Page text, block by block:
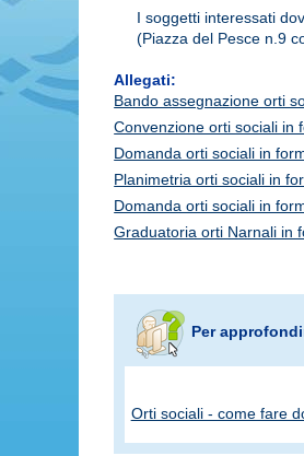
I soggetti interessati
(Piazza del Pesce n.9
Allegati:
Bando assegnazione orti
Convenzione orti sociali in
Domanda orti sociali in
Planimetria orti sociali in
Domanda orti sociali in
Graduatoria orti Narnali in
Per
Orti sociali - come fare